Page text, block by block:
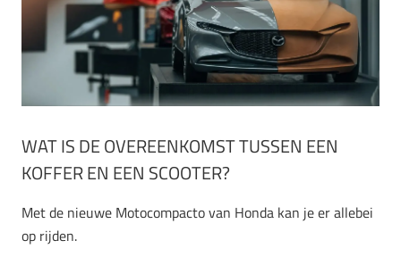
WAT IS DE OVEREENKOMST TUSSEN EEN
KOFFER EN EEN SCOOTER?
Met de nieuwe Motocompacto van Honda kan je er allebei
op rijden.